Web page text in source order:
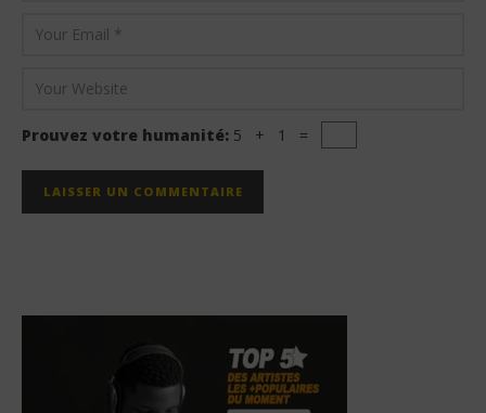
Prouvez votre humanité: 5 + 1 =